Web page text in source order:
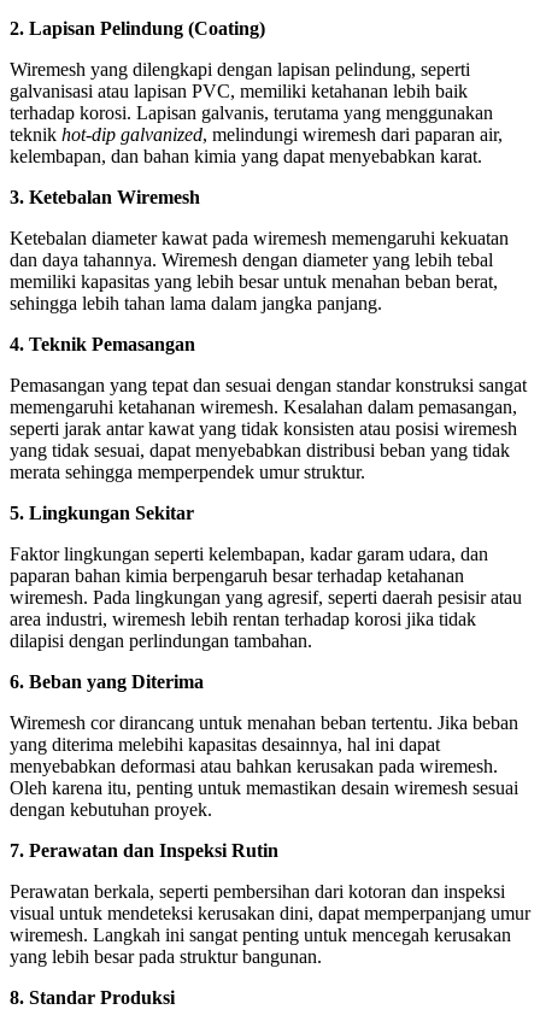
2. Lapisan Pelindung (Coating)
Wiremesh yang dilengkapi dengan lapisan pelindung, seperti
galvanisasi atau lapisan PVC, memiliki ketahanan lebih baik
terhadap korosi. Lapisan galvanis, terutama yang menggunakan
teknik hot-dip galvanized, melindungi wiremesh dari paparan air,
kelembapan, dan bahan kimia yang dapat menyebabkan karat.
3. Ketebalan Wiremesh
Ketebalan diameter kawat pada wiremesh memengaruhi kekuatan
dan daya tahannya. Wiremesh dengan diameter yang lebih tebal
memiliki kapasitas yang lebih besar untuk menahan beban berat,
sehingga lebih tahan lama dalam jangka panjang.
4. Teknik Pemasangan
Pemasangan yang tepat dan sesuai dengan standar konstruksi sangat
memengaruhi ketahanan wiremesh. Kesalahan dalam pemasangan,
seperti jarak antar kawat yang tidak konsisten atau posisi wiremesh
yang tidak sesuai, dapat menyebabkan distribusi beban yang tidak
merata sehingga memperpendek umur struktur.
5. Lingkungan Sekitar
Faktor lingkungan seperti kelembapan, kadar garam udara, dan
paparan bahan kimia berpengaruh besar terhadap ketahanan
wiremesh. Pada lingkungan yang agresif, seperti daerah pesisir atau
area industri, wiremesh lebih rentan terhadap korosi jika tidak
dilapisi dengan perlindungan tambahan.
6. Beban yang Diterima
Wiremesh cor dirancang untuk menahan beban tertentu. Jika beban
yang diterima melebihi kapasitas desainnya, hal ini dapat
menyebabkan deformasi atau bahkan kerusakan pada wiremesh.
Oleh karena itu, penting untuk memastikan desain wiremesh sesuai
dengan kebutuhan proyek.
7. Perawatan dan Inspeksi Rutin
Perawatan berkala, seperti pembersihan dari kotoran dan inspeksi
visual untuk mendeteksi kerusakan dini, dapat memperpanjang umur
wiremesh. Langkah ini sangat penting untuk mencegah kerusakan
yang lebih besar pada struktur bangunan.
8. Standar Produksi